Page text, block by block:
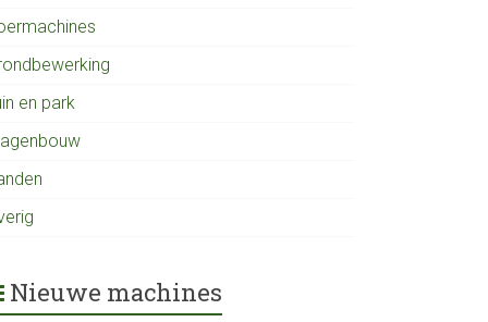
en park
Nieuwe machines